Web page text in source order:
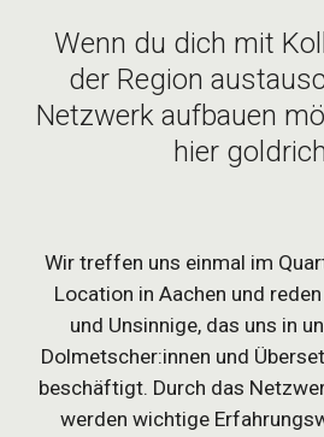
Wenn du dich mit
der Region
Netzwerk aufbauen
hier
Wir treffen uns einmal im
Location in Aachen und
und Unsinnige, das uns in
Dolmetscher:innen und
beschäftigt. Durch das
werden wichtige